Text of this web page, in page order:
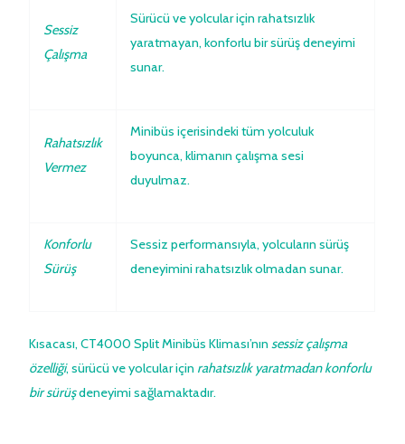
Sessiz
Çalışma
Sürücü ve yolcular için rahatsızlık
yaratmayan, konforlu bir sürüş deneyimi
sunar.
Rahatsızlık
Vermez
Minibüs içerisindeki tüm yolculuk
boyunca, klimanın çalışma sesi
duyulmaz.
Konforlu
Sürüş
Sessiz performansıyla, yolcuların sürüş
deneyimini rahatsızlık olmadan sunar.
Kısacası, CT4000 Split Minibüs Kliması’nınsessiz çalışma
özelliği, sürücü ve yolcular için rahatsızlık yaratmadankonforlu
bir sürüşdeneyimi sağlamaktadır.